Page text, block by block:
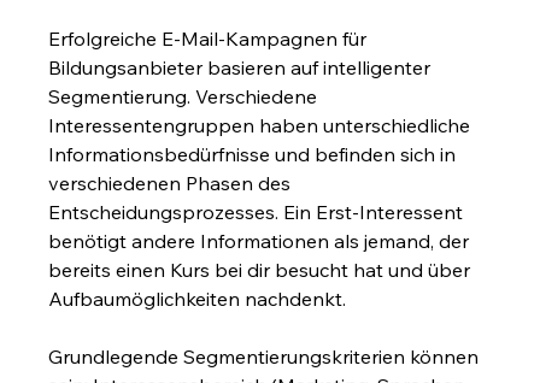
Erfolgreiche E-Mail-Kampagnen für
Bildungsanbieter basieren auf intelligenter
Segmentierung. Verschiedene
Interessentengruppen haben unterschiedliche
Informationsbedürfnisse und befinden sich in
verschiedenen Phasen des
Entscheidungsprozesses. Ein Erst-Interessent
benötigt andere Informationen als jemand, der
bereits einen Kurs bei dir besucht hat und über
Aufbaumöglichkeiten nachdenkt.
Grundlegende Segmentierungskriterien können